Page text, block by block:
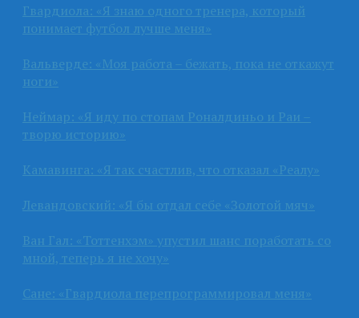
Гвардиола: «Я знаю одного тренера, который
понимает футбол лучше меня»
Вальверде: «Моя работа – бежать, пока не откажут
ноги»
Неймар: «Я иду по стопам Роналдиньо и Раи –
творю историю»
Камавинга: «Я так счастлив, что отказал «Реалу»
Левандовский: «Я бы отдал себе «Золотой мяч»
Ван Гал: «Тоттенхэм» упустил шанс поработать со
мной, теперь я не хочу»
Сане: «Гвардиола перепрограммировал меня»